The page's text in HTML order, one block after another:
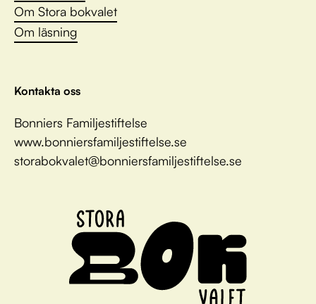
Om Stora bokvalet
Om läsning
Kontakta oss
Bonniers Familjestiftelse
www.bonniersfamiljestiftelse.se
storabokvalet@bonniersfamiljestiftelse.se